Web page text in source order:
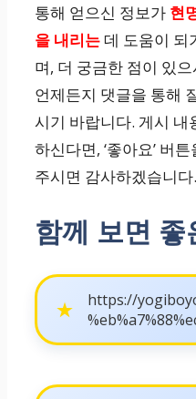
통해 얻으신 정보가 현
을 내리는데 도움이 되
며, 더 궁금한 점이 있
언제든지 댓글을 통해
시기 바랍니다. 게시 내
하신다면, ‘좋아요’ 버
주시면 감사하겠습니다.
함께 보면 좋
https://